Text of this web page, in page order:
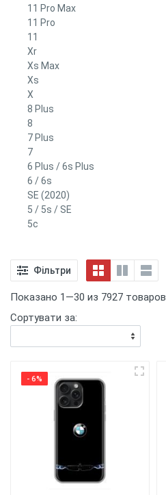
11 Pro Max
11 Pro
11
Xr
Xs Max
Xs
X
8 Plus
8
7 Plus
7
6 Plus / 6s Plus
6 / 6s
SE (2020)
5 / 5s / SE
5c
Фільтри
Показано 1—30 из 7927 товаров
Сортувати за:
- 6%